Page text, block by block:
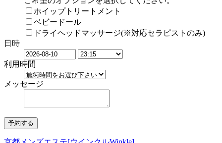
ホイップトリートメント
ベビードール
ドライヘッドマッサージ(※対応セラピストのみ)
日時
利用時間
メッセージ